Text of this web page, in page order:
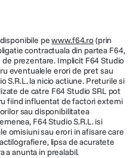
pewww.f64.ro(prin
contractuala din partea F64,
prezentare. Implicit F64 Studio
eventualele erori de pret sau
S.R.L. la nicio actiune. Preturile si
de catre F64 Studio SRL pot
fiind influentat de factori externi
sau disponibilitatea
F64 Studio S.R.L. isi
omisiuni sau erori in afisare care
lipsa de acuratete
a anunta in prealabil.